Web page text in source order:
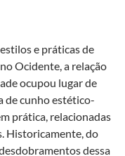
e práticas de
Ocidente, a relação
ocupou lugar de
de cunho estético-
prática, relacionadas
Historicamente, do
dessa